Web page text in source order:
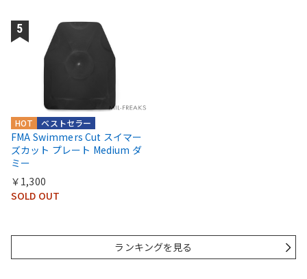
ベストセラー
HOT
FMA Swimmers Cut スイマー
ズカット プレート Medium ダ
ミー
￥1,300
SOLD OUT
ランキングを見る